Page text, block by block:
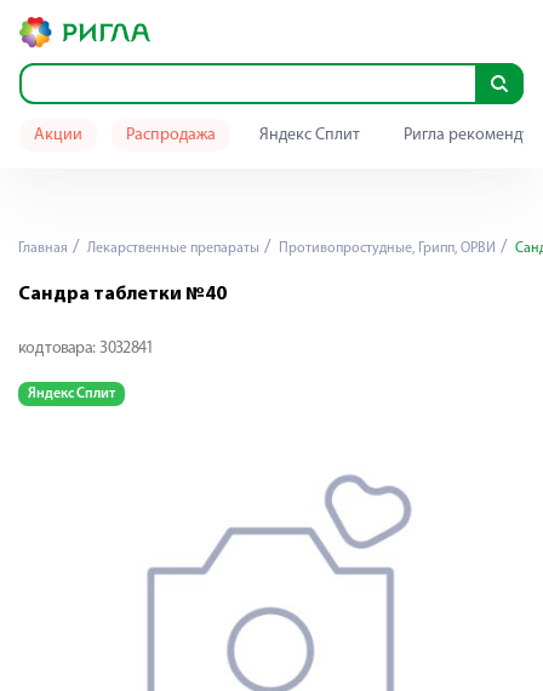
Акции Распродажа Яндекс Сплит Ригла
Главная Лекарственные препараты Противопростудные, Грипп, ОРВИ
Сандра таблетки №40
код товара: 3032841
Яндекс Сплит